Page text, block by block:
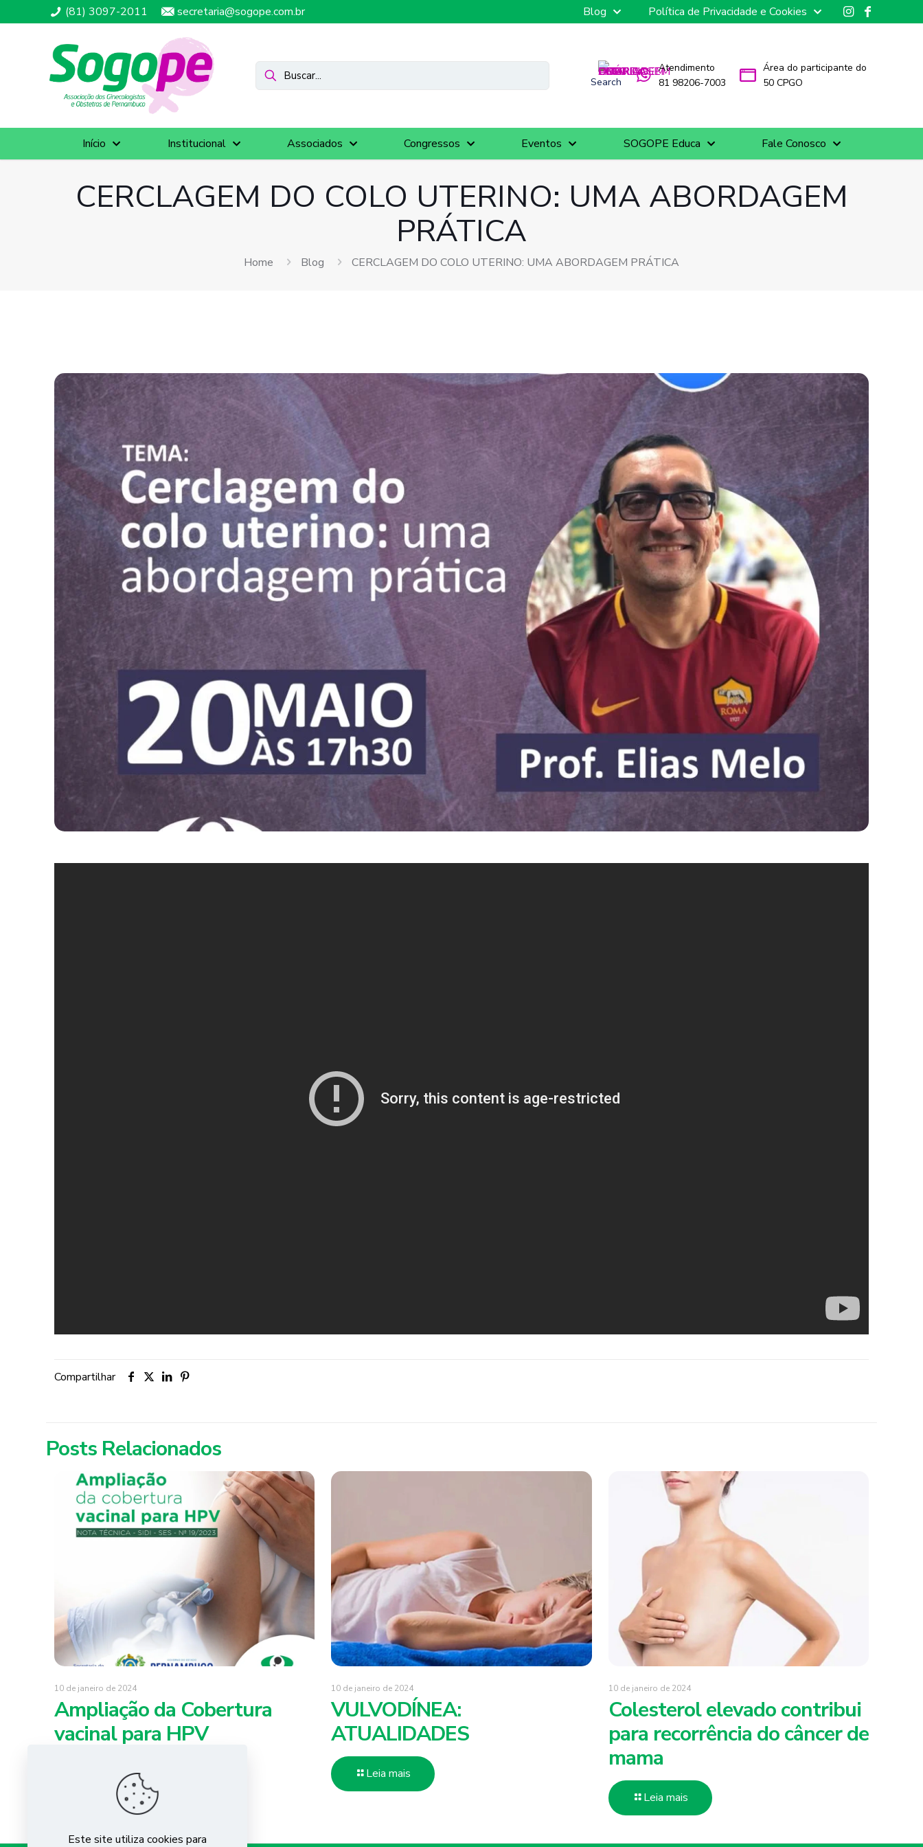
(81) 3097-2011 secretaria@sogope.com.br Blog Política de Privacidade e Cookies
Search
Atendimento
81 98206-7003
Área do participante do
50 CPGO
Início Institucional Associados Congressos Eventos SOGOPE Educa Fale Conosco
CERCLAGEM DO COLO UTERINO: UMA ABORDAGEM
PRÁTICA
Home Blog CERCLAGEM DO COLO UTERINO: UMA ABORDAGEM PRÁTICA
Compartilhar
Posts Relacionados
10 de janeiro de 2024
Ampliação da Cobertura
vacinal para HPV
Leia mais
10 de janeiro de 2024
VULVODÍNEA:
ATUALIDADES
Leia mais
10 de janeiro de 2024
Colesterol elevado contribui
para recorrência do câncer de
mama
Leia mais
Este site utiliza cookies para